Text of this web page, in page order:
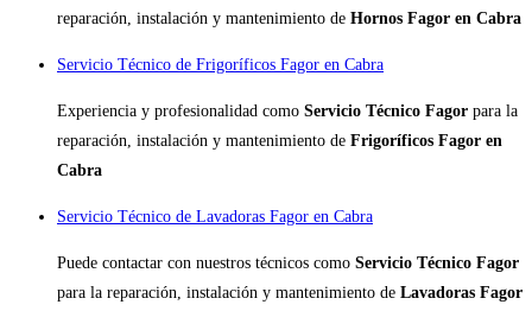
reparación, instalación y mantenimiento de Hornos Fagor en Cabra
Servicio Técnico de Frigoríficos Fagor en Cabra
Experiencia y profesionalidad como Servicio Técnico Fagor para la
reparación, instalación y mantenimiento de Frigoríficos Fagor en
Cabra
Servicio Técnico de Lavadoras Fagor en Cabra
Puede contactar con nuestros técnicos como Servicio Técnico Fagor
para la reparación, instalación y mantenimiento de Lavadoras Fagor